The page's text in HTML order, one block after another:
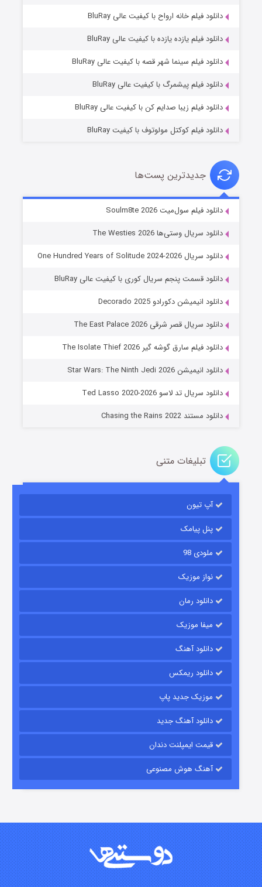
خاندان اژدها فصل ۳
جادوگری در مغولستان
قسمت ۱۴ (زیرنویس) منتشر شد
قسمت
قسمت۲ (دوبله) منتشر شد
دانلود فیلم خانه ارواح با کیفیت عالی BluRay
دانلود فیلم یازده یازده با کیفیت عالی BluRay
دانلود فیلم سینما شهر قصه با کیفیت عالی BluRay
دانلود فیلم پیشمرگ با کیفیت عالی BluRay
دانلود فیلم زیبا صدایم کن با کیفیت عالی BluRay
دانلود فیلم کوکتل مولوتوف با کیفیت BluRay
جدیدترین پست‌ها
دانلود فیلم سول‌میت Soulm8te 2026
دانلود سریال وستی‌ها The Westies 2026
دانلود سریال One Hundred Years of Solitude 2024-2026
دانلود قسمت پنجم سریال کوری با کیفیت عالی BluRay
دانلود انیمیشن دکورادو Decorado 2025
دانلود سریال قصر شرقی The East Palace 2026
دانلود فیلم سارق گوشه گیر The Isolate Thief 2026
دانلود انیمیشن Star Wars: The Ninth Jedi 2026
دانلود سریال تد لاسو Ted Lasso 2020-2026
دانلود مستند Chasing the Rains 2022
تبلیغات متنی
آپ تیون
پنل پیامک
ملودی 98
نواز موزیک
دانلود رمان
میفا موزیک
دانلود آهنگ
دانلود ریمکس
موزیک جدید پاپ
دانلود آهنگ جدید
قیمت ایمپلنت دندان
آهنگ هوش مصنوعی